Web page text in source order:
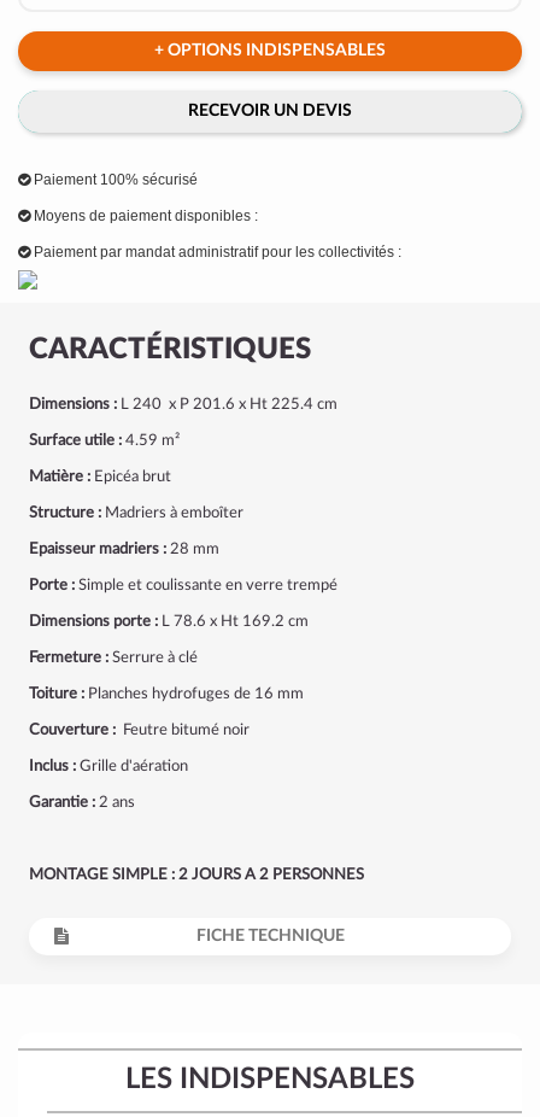
CARACTÉRISTIQUES
Dimensions : L 240 x P 201.6 x Ht 225.4 cm
Surface utile : 4.59 m²
Matière : Epicéa brut
Structure : Madriers à emboîter
Epaisseur madriers : 28 mm
Porte : Simple et coulissante en verre trempé
Dimensions porte : L 78.6 x Ht 169.2 cm
Fermeture : Serrure à clé
Toiture : Planches hydrofuges de 16 mm
Couverture : Feutre bitumé noir
Inclus : Grille d'aération
Garantie : 2 ans
MONTAGE SIMPLE : 2 JOURS A 2 PERSONNES
FICHE TECHNIQUE
+ OPTIONS INDISPENSABLES
RECEVOIR UN DEVIS
Paiement 100% sécurisé
Moyens de paiement disponibles :
Paiement par mandat administratif pour les collectivités :
LES INDISPENSABLES